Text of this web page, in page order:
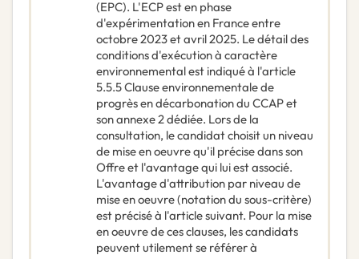
(EPC). L'ECP est en phase
d'expérimentation en France entre
octobre 2023 et avril 2025. Le détail des
conditions d'exécution à caractère
environnemental est indiqué à l'article
5.5.5 Clause environnementale de
progrès en décarbonation du CCAP et
son annexe 2 dédiée. Lors de la
consultation, le candidat choisit un niveau
de mise en oeuvre qu'il précise dans son
Offre et l'avantage qui lui est associé.
L'avantage d'attribution par niveau de
mise en oeuvre (notation du sous-critère)
est précisé à l'article suivant. Pour la mise
en oeuvre de ces clauses, les candidats
peuvent utilement se référer à